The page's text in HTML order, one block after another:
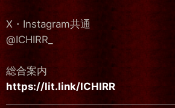
X・Instagram共通
@ICHIRR_
総合案内
https://lit.link/ICHIRR